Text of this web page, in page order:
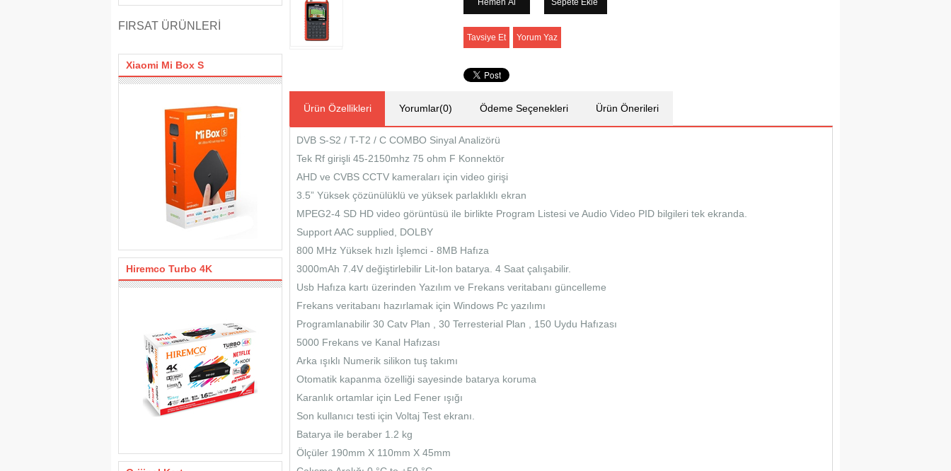
FIRSAT ÜRÜNLERİ
Xiaomi Mi Box S
Hiremco Turbo 4K
Tavsiye Et Yorum Yaz
Ürün Özellikleri Yorumlar(0) Ödeme Seçenekleri Ürün Önerileri
DVB S-S2 / T-T2 / C COMBO Sinyal Analizörü
Tek Rf girişli 45-2150mhz 75 ohm F Konnektör
AHD ve CVBS CCTV kameraları için video girişi
3.5” Yüksek çözünülüklü ve yüksek parlaklıklı ekran
MPEG2-4 SD HD video görüntüsü ile birlikte Program Listesi ve Audio Video PID bilgileri tek ekranda.
Support AAC supplied, DOLBY
800 MHz Yüksek hızlı İşlemci - 8MB Hafıza
3000mAh 7.4V değiştirlebilir Lit-Ion batarya. 4 Saat çalışabilir.
Usb Hafıza kartı üzerinden Yazılım ve Frekans veritabanı güncelleme
Frekans veritabanı hazırlamak için Windows Pc yazılımı
Programlanabilir 30 Catv Plan , 30 Terresterial Plan , 150 Uydu Hafızası
5000 Frekans ve Kanal Hafızası
Arka ışıklı Numerik silikon tuş takımı
Otomatik kapanma özelliği sayesinde batarya koruma
Karanlık ortamlar için Led Fener ışığı
Son kullanıcı testi için Voltaj Test ekranı.
Batarya ile beraber 1.2 kg
Ölçüler 190mm X 110mm X 45mm